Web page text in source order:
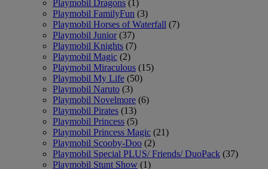
Playmobil Dragons (1)
Playmobil FamilyFun (3)
Playmobil Horses of Waterfall (7)
Playmobil Junior (37)
Playmobil Knights (7)
Playmobil Magic (2)
Playmobil Miraculous (15)
Playmobil My Life (50)
Playmobil Naruto (3)
Playmobil Novelmore (6)
Playmobil Pirates (13)
Playmobil Princess (5)
Playmobil Princess Magic (21)
Playmobil Scooby-Doo (2)
Playmobil Special PLUS/ Friends/ DuoPack (37)
Playmobil Stunt Show (1)